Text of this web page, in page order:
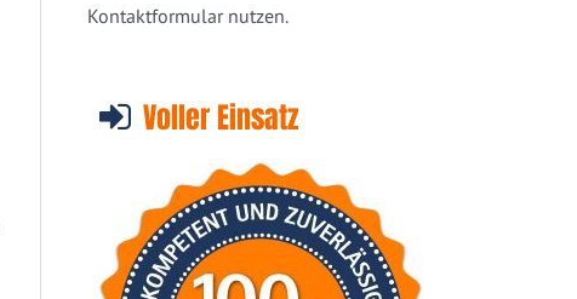
Kontaktformular nutzen.
Voller Einsatz